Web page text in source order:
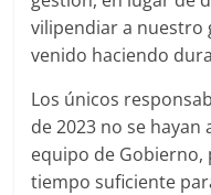
vilipendiar a nuestro
venido haciendo
Los únicos
de 2023 no se
equipo de
tiempo suficiente